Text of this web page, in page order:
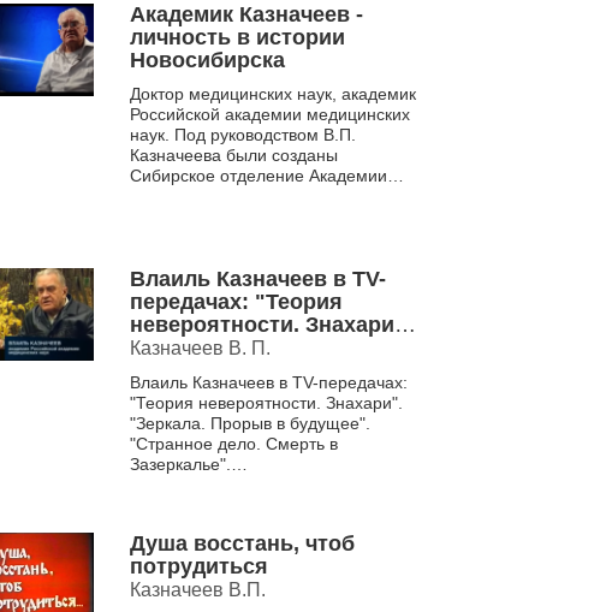
Академик Казначеев -
личность в истории
Новосибирска
Доктор медицинских наук, академик
Российской академии медицинских
наук. Под руководством В.П.
Казначеева были созданы
Сибирское отделение Академии
Влаиль Казначеев в ТV-
передачах: "Теория
невероятности. Знахари",
"Зеркала. Прорыв в
дело. Смерть в
Зазеркалье", "Секретные
файлы. НЛО. Пришельцы
из будущего"
Казначеев В. П.
Влаиль Казначеев в ТV-передачах:
"Теория невероятности. Знахари".
"Зеркала. Прорыв в будущее".
"Странное дело. Смерть в
Зазеркалье".
Душа восстань, чтоб
потрудиться
Казначеев В.П.